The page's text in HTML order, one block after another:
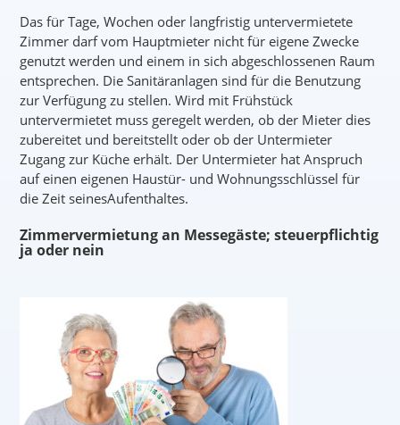
Das für Tage, Wochen oder langfristig untervermietete
Zimmer darf vom Hauptmieter nicht für eigene Zwecke
genutzt werden und einem in sich abgeschlossenen Raum
entsprechen. Die Sanitäranlagen sind für die Benutzung
zur Verfügung zu stellen. Wird mit Frühstück
untervermietet muss geregelt werden, ob der Mieter dies
zubereitet und bereitstellt oder ob der Untermieter
Zugang zur Küche erhält. Der Untermieter hat Anspruch
auf einen eigenen Haustür- und Wohnungsschlüssel für
die Zeit seinesAufenthaltes.
Zimmervermietung an Messegäste; steuerpflichtig
ja oder nein